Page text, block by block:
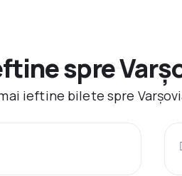
spre
ieftine bilete spre